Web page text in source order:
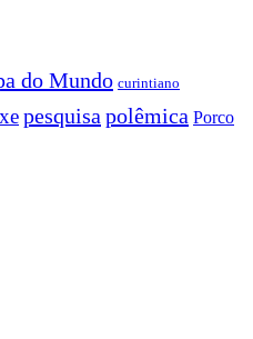
do Mundo curintiano
pesquisa polêmica Porco